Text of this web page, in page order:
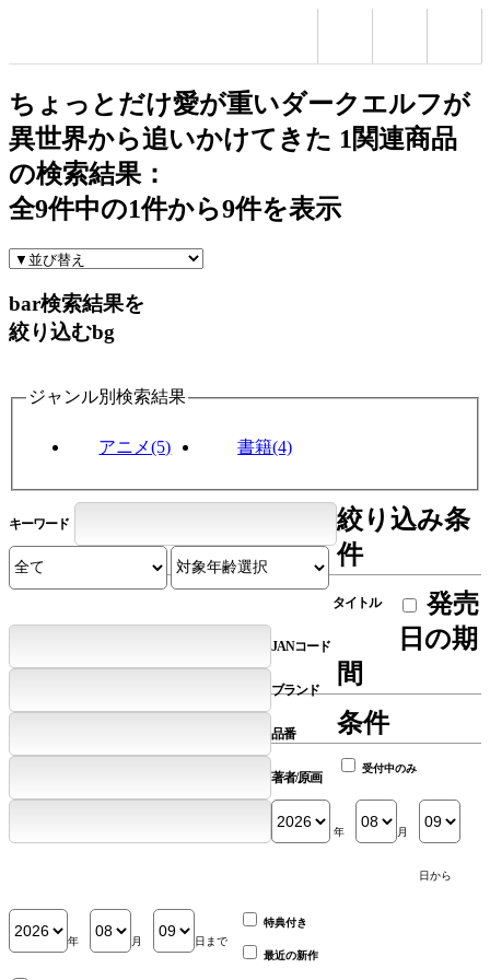
ちょっとだけ愛が重いダークエルフが
異世界から追いかけてきた 1関連商品
の検索結果：
全9件中の1件から9件を表示
bar検索結果を
絞り込むbg
ジャンル別検索結果
アニメ(5) 書籍(4)
キーワード
絞り込み条
件
タイトル
JANコード
ブランド
品番
著者/原画
発売
日の期
間
年 月
日から
年 月 日まで
条件
受付中のみ
特典付き
最近の新作